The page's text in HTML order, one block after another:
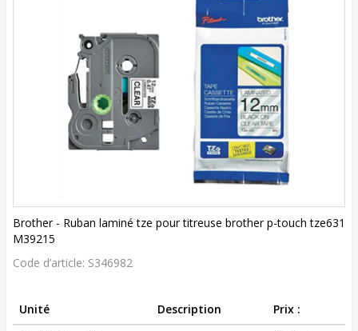
Brother - Ruban laminé tze pour titreuse brother p-touch tze631
M39215
Code d’article: S346982
Unité Description
Prix :